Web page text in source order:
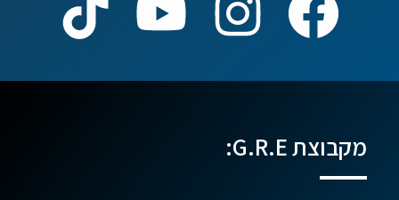
מקבוצת G.R.E: